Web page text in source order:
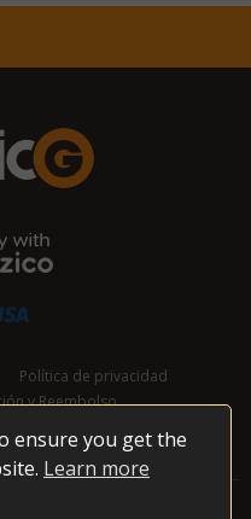
ensure you get the
Learn more
Política de privacidad
y Reembolso